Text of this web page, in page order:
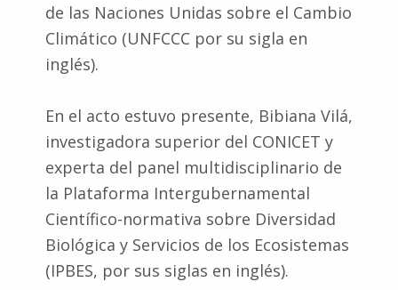
de las Naciones Unidas sobre el Cambio
Climático (UNFCCC por su sigla en
inglés).
En el acto estuvo presente, Bibiana Vilá,
investigadora superior del CONICET y
experta del panel multidisciplinario de
la Plataforma Intergubernamental
Científico-normativa sobre Diversidad
Biológica y Servicios de los Ecosistemas
(IPBES, por sus siglas en inglés).